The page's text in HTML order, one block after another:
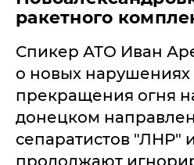
ракетного
Спикер АТО Иван
о новых
прекращения огня
донецком
сепаратистов "ЛНР"
продолжают